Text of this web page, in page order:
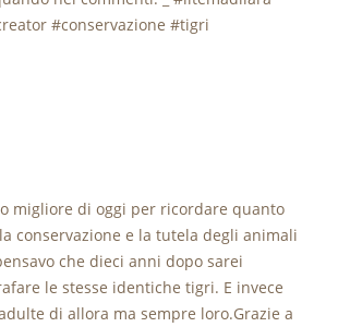
migliore di oggi per ricordare quanto
conservazione e la tutela degli animali
che dieci anni dopo sarei
le stesse identiche tigri. E invece
di allora ma sempre loro.Grazie a